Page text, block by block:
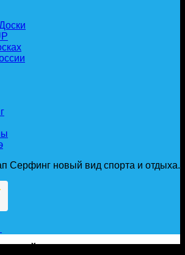
Серфинг новый вид спорта и отдыха.